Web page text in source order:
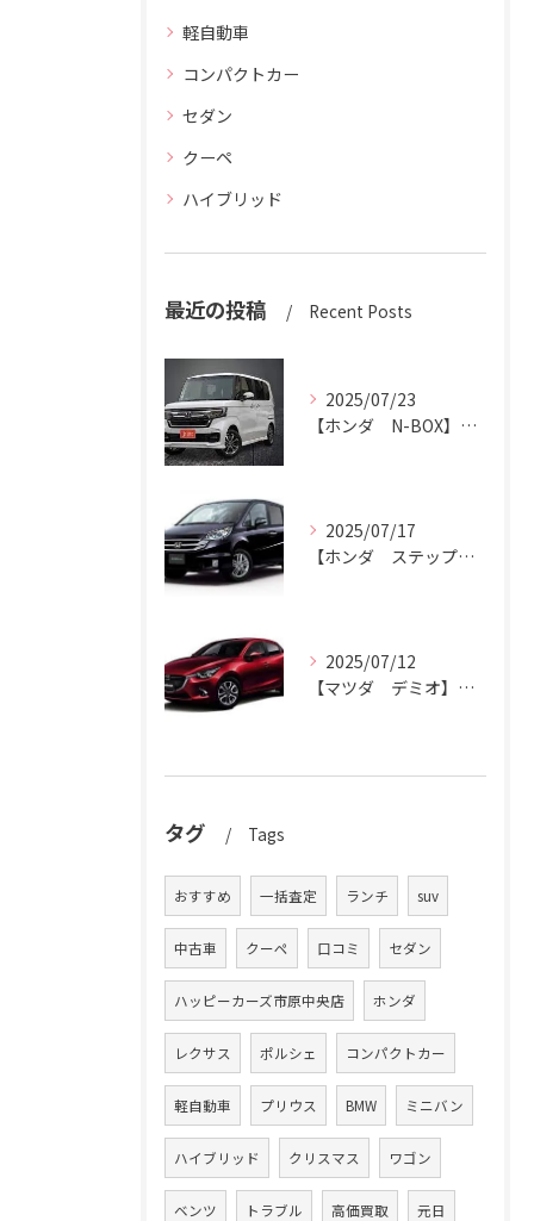
軽自動車
コンパクトカー
セダン
クーペ
ハイブリッド
最近の投稿 Recent Posts
2025/07/23
【ホンダ N-BOX】N-BOXをハッピーカーズ市原中央店にお売りください。
2025/07/17
【ホンダ ステップワゴン】ハッピーカーズ市原中央店がステップワゴン買取ります。
2025/07/12
【マツダ デミオ】デミオの買取りはハッピーカーズ市原中央店におまかせ。
タグ Tags
おすすめ 一括査定 ランチ suv
中古車 クーペ 口コミ セダン
ハッピーカーズ市原中央店 ホンダ
レクサス ポルシェ コンパクトカー
軽自動車 プリウス BMW ミニバン
ハイブリッド クリスマス ワゴン
ベンツ トラブル 高価買取 元日